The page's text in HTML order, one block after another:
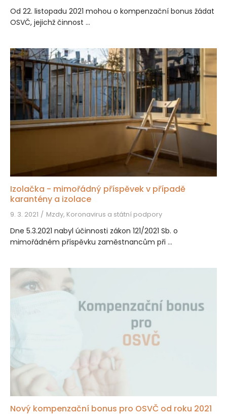
Od 22. listopadu 2021 mohou o kompenzační bonus žádat
OSVČ, jejichž činnost ...
Izolačka - mimořádný příspěvek v případě
karantény a izolace
9. 3. 2021 Mzdy, Koronavirus a státní podpory
Dne 5.3.2021 nabyl účinnosti zákon 121/2021 Sb. o
mimořádném příspěvku zaměstnancům při ...
Nový kompenzační bonus pro OSVČ od roku 2021